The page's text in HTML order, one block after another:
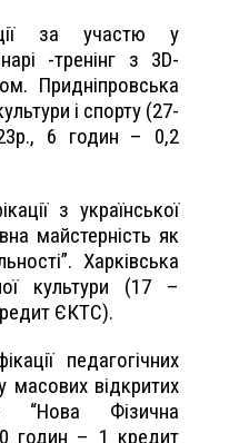
за участю у
-тренінг з 3D-
Придніпровська
і спорту (27-
6 годин – 0,2
з української
майстерність як
Харківська
культури (17 –
ЄКТС).
педагогічних
масових відкритих
“Нова Фізична
годин – 1 кредит